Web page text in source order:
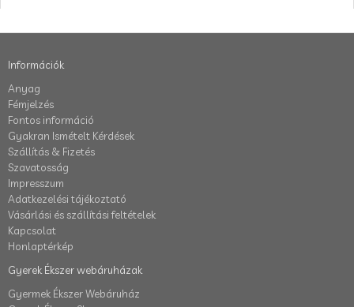
Információk
Anyag
Fémjelzés
Fontos információ
Gyakran Ismételt Kérdések
Szállítás & Fizetés
Szavatosság
Impresszum
Adatkezelési tájékoztató
Vásárlási és szállítási feltételek
Kapcsolat
Honlaptérkép
Gyerek Ékszer webáruházak
Gyermek Ékszer Webáruház